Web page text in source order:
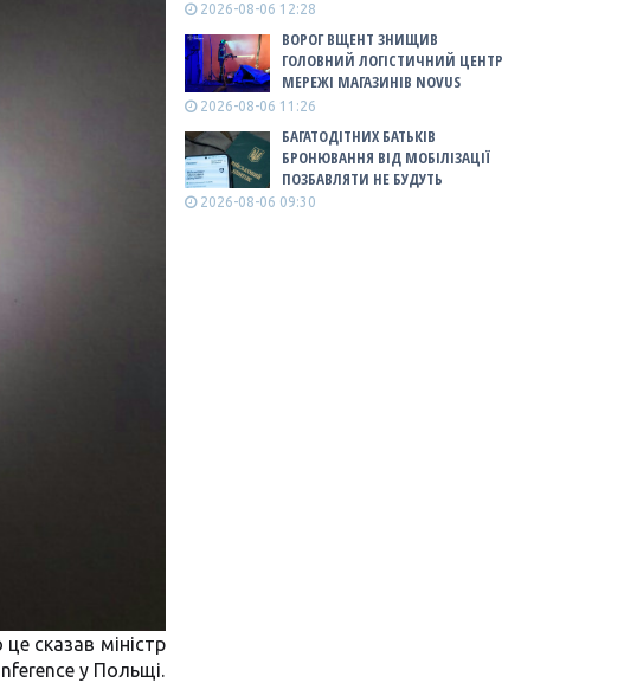
сказав міністр
у Польщі.
2026-08-06 12:28
ВОРОГ ВЩЕНТ ЗНИЩИВ
ГОЛОВНИЙ ЛОГІСТИЧНИЙ ЦЕНТР
МЕРЕЖІ МАГАЗИНІВ NOVUS
2026-08-06 11:26
БАГАТОДІТНИХ БАТЬКІВ
БРОНЮВАННЯ ВІД МОБІЛІЗАЦІЇ
ПОЗБАВЛЯТИ НЕ БУДУТЬ
2026-08-06 09:30